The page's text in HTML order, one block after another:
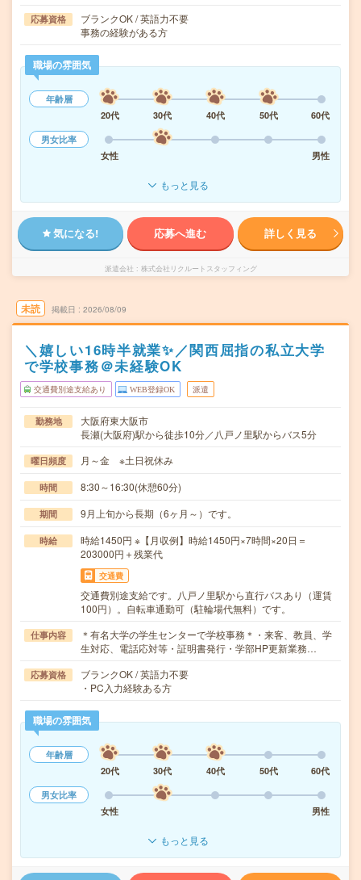
応募資格
ブランクOK / 英語力不要
事務の経験がある方
職場の雰囲気
年齢層
20代
30代 40代 50代
60代
男女比率
女性
男性
もっと見る
気になる! 応募へ進む 詳しく見る
派遣会社 株式会社リクルートスタッフィング
未読 掲載日 2026/08/09
＼嬉しい16時半就業✨／関西屈指の私立大学
で学校事務＠未経験OK
交通費別途支給あり WEB登録OK 派遣
勤務地
大阪府東大阪市
長瀬(大阪府)駅から徒歩10分／八戸ノ里駅からバス5分
曜日頻度 月～金 ※土日祝休み
時間 8:30～16:30(休憩60分)
期間 9月上旬から長期（6ヶ月～）です。
時給
時給1450円 ※【月収例】時給1450円×7時間×20日＝
203000円＋残業代
交通費
交通費別途支給です。八戸ノ里駅から直行バスあり（運賃
100円）。自転車通勤可（駐輪場代無料）です。
仕事内容
＊有名大学の学生センターで学校事務＊・来客、教員、学
生対応、電話応対等・証明書発行・学部HP更新業務…
応募資格
ブランクOK / 英語力不要
・PC入力経験ある方
職場の雰囲気
年齢層
20代
30代 40代 50代
60代
男女比率
女性
男性
もっと見る